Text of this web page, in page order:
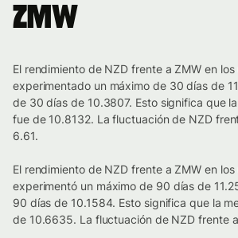
ZMW
El rendimiento de NZD frente a ZMW en
experimentado un máximo de 30 días de
de 30 días de 10.3807. Esto significa que
fue de 10.8132. La fluctuación de NZD
6.61.
El rendimiento de NZD frente a ZMW en
experimentó un máximo de 90 días de
90 días de 10.1584. Esto significa que la
de 10.6635. La fluctuación de NZD frente